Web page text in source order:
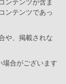
ンテンツが含ま
ンテンツであっ
や、掲載されな
合がございます